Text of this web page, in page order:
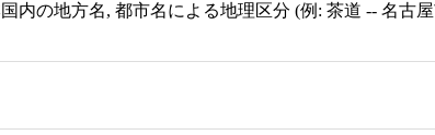
内の地方名, 都市名による地理区分 (例: 茶道 -- 名古